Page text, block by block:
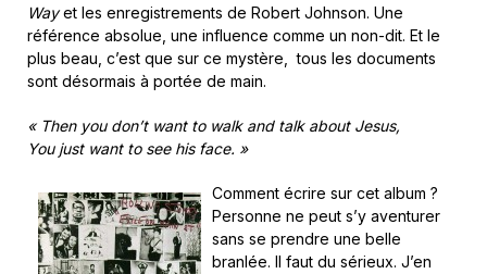
Wayet les enregistrements de Robert Johnson. Une
référence absolue, une influence comme un non-dit. Et le
plus beau, c’est que sur ce mystère, tous les documents
sont désormais à portée de main.
« Then you don’t want to walk and talk about Jesus,
You just want to see his face. »
Comment écrire sur cet album ?
Personne ne peut s’y aventurer
sans se prendre une belle
branlée. Il faut du sérieux. J’en